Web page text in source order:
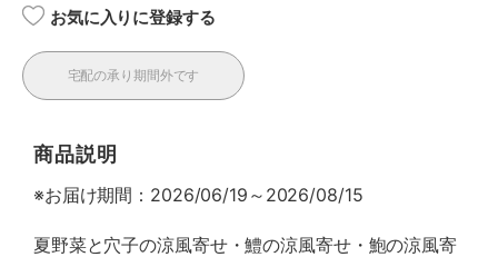
お気に入りに登録する
宅配の承り期間外です
商品説明
※お届け期間：2026/06/19～2026/08/15
夏野菜と穴子の涼風寄せ・鱧の涼風寄せ・鮑の涼風寄